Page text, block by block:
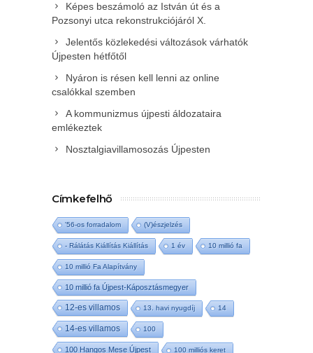
Képes beszámoló az István út és a
Pozsonyi utca rekonstrukciójáról X.
Jelentős közlekedési változások várhatók
Újpesten hétfőtől
Nyáron is résen kell lenni az online
csalókkal szemben
A kommunizmus újpesti áldozataira
emlékeztek
Nosztalgiavillamosozás Újpesten
Címkefelhő
'56-os forradalom (V)észjelzés
- Rálátás Kiállítás Kiállítás 1 év 10 millió fa
10 millió Fa Alapítvány
10 millió fa Újpest-Káposztásmegyer
12-es villamos 13. havi nyugdíj 14
14-es villamos 100
100 Hangos Mese Újpest 100 milliós keret